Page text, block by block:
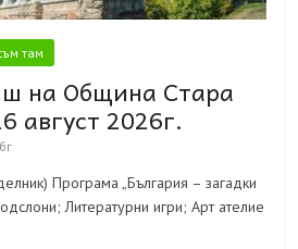
там
на Община Стара
август 2026г.
Програма „България – загадки
Литературни игри; Арт ателие